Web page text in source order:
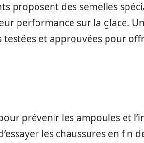
proposent des semelles
performance sur la glace.
et approuvées pour
prévenir les ampoules et
les chaussures en fin